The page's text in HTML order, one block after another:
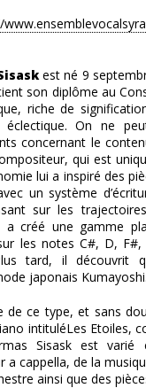
est né 9
son diplôme au
riche de
On ne
concernant le
qui est
lui a inspiré des
un système
sur les
a créé une gamme
les notes C#, D,
tard, il découvrit
japonais Kumayoshi.
de ce type, et sans
intituléLes Etoiles,
Sisask est varié
cappella, de la
ainsi que des